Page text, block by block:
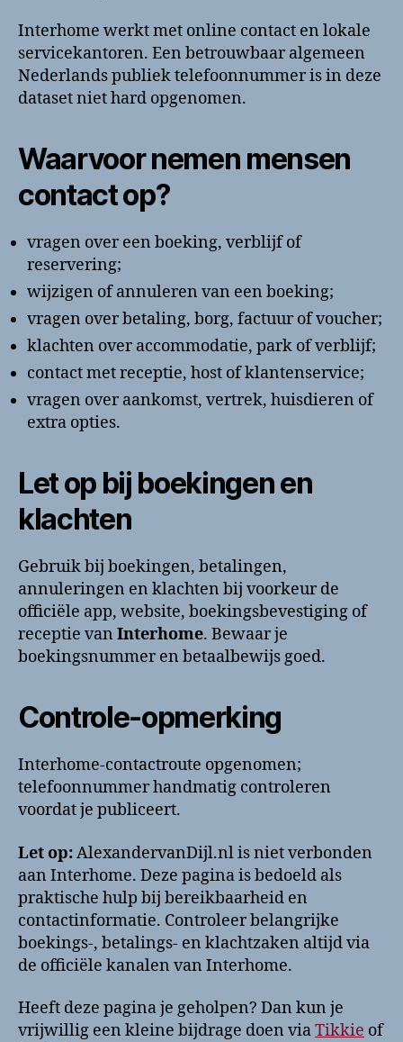
Interhome werkt met online contact en lokale
servicekantoren. Een betrouwbaar algemeen
Nederlands publiek telefoonnummer is in deze
dataset niet hard opgenomen.
Waarvoor nemen mensen
contact op?
vragen over een boeking, verblijf of
reservering;
wijzigen of annuleren van een boeking;
vragen over betaling, borg, factuur of voucher;
klachten over accommodatie, park of verblijf;
contact met receptie, host of klantenservice;
vragen over aankomst, vertrek, huisdieren of
extra opties.
Let op bij boekingen en
klachten
Gebruik bij boekingen, betalingen,
annuleringen en klachten bij voorkeur de
officiële app, website, boekingsbevestiging of
receptie van Interhome. Bewaar je
boekingsnummer en betaalbewijs goed.
Controle-opmerking
Interhome-contactroute opgenomen;
telefoonnummer handmatig controleren
voordat je publiceert.
Let op:AlexandervanDijl.nl is niet verbonden
aan Interhome. Deze pagina is bedoeld als
praktische hulp bij bereikbaarheid en
contactinformatie. Controleer belangrijke
boekings-, betalings- en klachtzaken altijd via
de officiële kanalen van Interhome.
Heeft deze pagina je geholpen? Dan kun je
vrijwillig een kleine bijdrage doen viaTikkie of